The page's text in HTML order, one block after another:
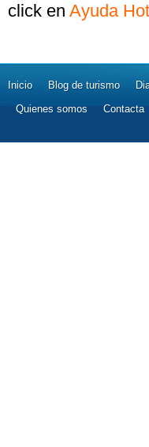
click en Ayuda
Inicio Blog de turismo
Quienes somos
Contacta